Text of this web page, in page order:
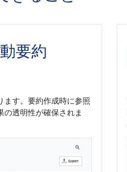
要約
ます。要約作成時に参照
透明性が確保されま